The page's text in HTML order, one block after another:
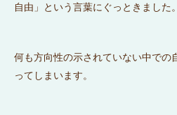
自由」という言葉にぐっときました。
何も方向性の示されていない中での
ってしまいます。